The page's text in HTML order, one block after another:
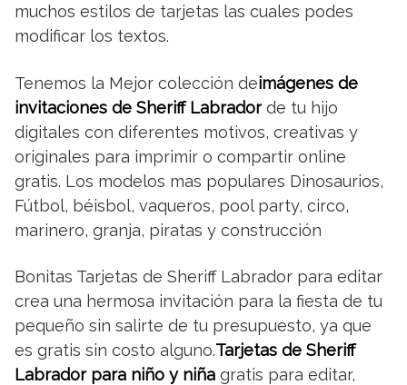
muchos estilos de tarjetas las cuales podes
modificar los textos.
Tenemos la Mejor colección deimágenes de
invitaciones de Sheriff Labradorde tu hijo
digitales con diferentes motivos, creativas y
originales para imprimir o compartir online
gratis. Los modelos mas populares Dinosaurios,
Fútbol, béisbol, vaqueros, pool party, circo,
marinero, granja, piratas y construcción
Bonitas Tarjetas de Sheriff Labrador para editar
crea una hermosa invitación para la fiesta de tu
pequeño sin salirte de tu presupuesto, ya que
es gratis sin costo alguno.Tarjetas de Sheriff
Labrador para niño y niña gratis para editar,